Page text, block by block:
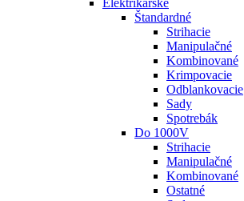
Elektrikárske
Štandardné
Strihacie
Manipulačné
Kombinované
Krimpovacie
Odblankovacie
Sady
Spotrebák
Do 1000V
Strihacie
Manipulačné
Kombinované
Ostatné